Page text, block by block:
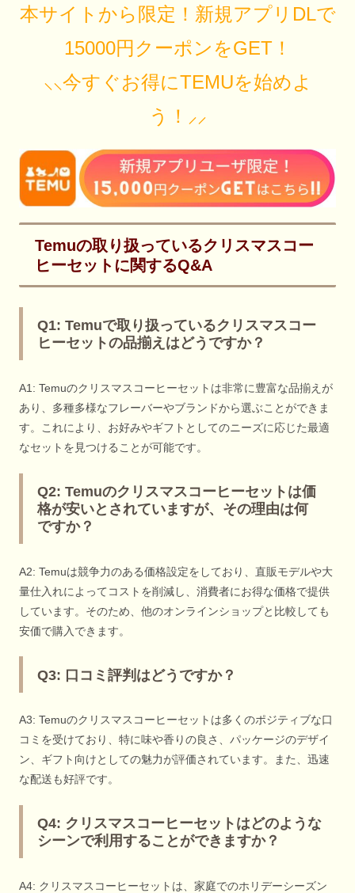
本サイトから限定！新規アプリDLで
15000円クーポンをGET！
⸜⸜今すぐお得にTEMUを始めよ
う！⸝⸝
Temuの取り扱っているクリスマスコー
ヒーセットに関するQ&A
Q1: Temuで取り扱っているクリスマスコー
ヒーセットの品揃えはどうですか？
A1: Temuのクリスマスコーヒーセットは非常に豊富な品揃えが
あり、多種多様なフレーバーやブランドから選ぶことができま
す。これにより、お好みやギフトとしてのニーズに応じた最適
なセットを見つけることが可能です。
Q2: Temuのクリスマスコーヒーセットは価
格が安いとされていますが、その理由は何
ですか？
A2: Temuは競争力のある価格設定をしており、直販モデルや大
量仕入れによってコストを削減し、消費者にお得な価格で提供
しています。そのため、他のオンラインショップと比較しても
安価で購入できます。
Q3: 口コミ評判はどうですか？
A3: Temuのクリスマスコーヒーセットは多くのポジティブな口
コミを受けており、特に味や香りの良さ、パッケージのデザイ
ン、ギフト向けとしての魅力が評価されています。また、迅速
な配送も好評です。
Q4: クリスマスコーヒーセットはどのような
シーンで利用することができますか？
A4: クリスマスコーヒーセットは、家庭でのホリデーシーズン